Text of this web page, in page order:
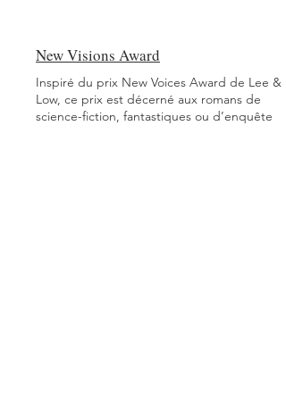
New Visions Award
Inspiré du prix New Voices Award de Lee &
Low, ce prix est décerné aux romans de
science-fiction, fantastiques ou d’enquête